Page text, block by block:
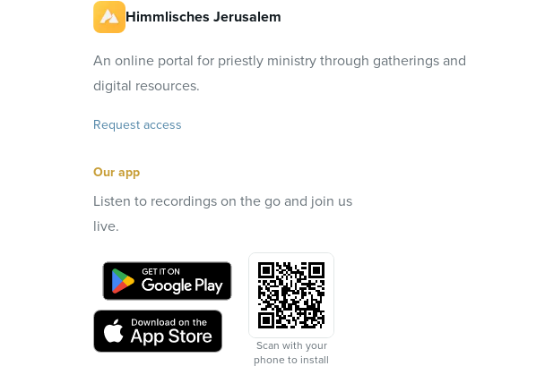
Himmlisches Jerusalem
An online portal for priestly ministry through gatherings and
digital resources.
Request access
Our app
Listen to recordings on the go and join us
live.
Scan with your
phone to install